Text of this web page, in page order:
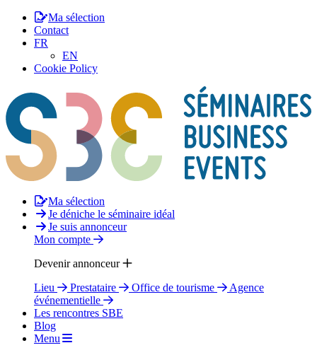
Ma sélection
Contact
FR
EN
Cookie Policy
Ma sélection
Je déniche le séminaire idéal
Je suis annonceur
Mon compte
Devenir annonceur
Lieu
Prestataire Office de tourisme
Agence
événementielle
Les rencontres SBE
Blog
Menu